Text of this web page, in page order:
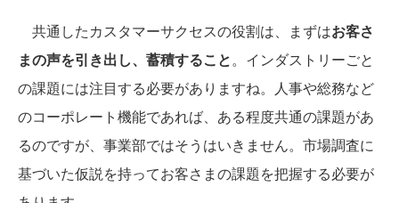
共通したカスタマーサクセスの役割は、まずはお客さ
まの声を引き出し、蓄積すること。インダストリーごと
の課題には注目する必要がありますね。人事や総務など
のコーポレート機能であれば、ある程度共通の課題があ
るのですが、事業部ではそうはいきません。市場調査に
基づいた仮説を持ってお客さまの課題を把握する必要が